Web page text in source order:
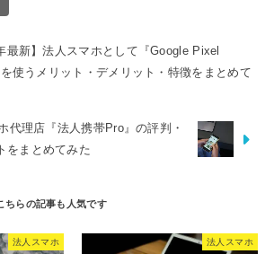
最新】法人スマホとして『Google Pixel
使うメリット・デメリット・特徴をまとめて
代理店『法人携帯Pro』の評判・
をまとめてみた
法人スマホ 法人スマホ